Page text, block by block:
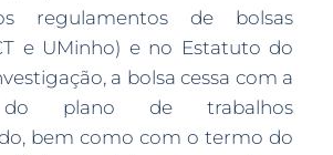
regulamentos de bolsas
e UMinho) e no Estatuto do
a bolsa cessa com a
do plano de trabalhos
bem como com o termo do